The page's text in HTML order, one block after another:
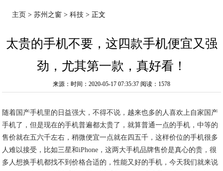
主页 >苏州之窗 >科技 > 正文
太贵的手机不要，这四款手机便宜又强
劲，尤其第一款，真好看！
来源：时间：2020-05-17 07:35:37 阅读：1578
随着国产手机里的日益强大，不得不说，越来也多的人喜欢上自家国产
手机了，但是现在的手机普遍都太贵了，就算普通一点的手机，中等的
售价就在五六千左右，稍微便宜一点就在四五千，这样价位的手机很多
人难以接受，比如三星和iPhone，这两大手机品牌售价是真心的贵，很
多人想换手机都找不到价格合适的，性能又好的手机，今天我们就来说